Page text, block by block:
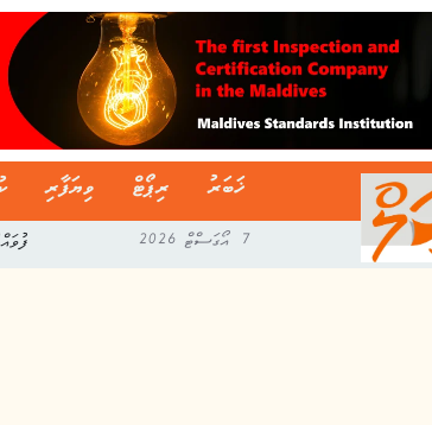
ޚަބަރު ރިޕޯޓް ވިޔަފާރި
7 އޯގަސްޓް 2026